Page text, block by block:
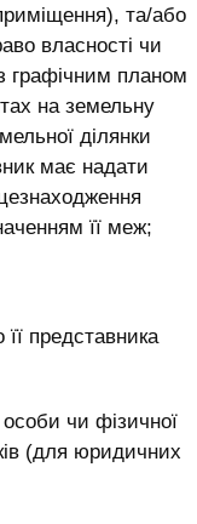
та/або
власності чи
графічним планом
на земельну
ділянки
має надати
її меж;
представника
чи фізичної
(для юридичних